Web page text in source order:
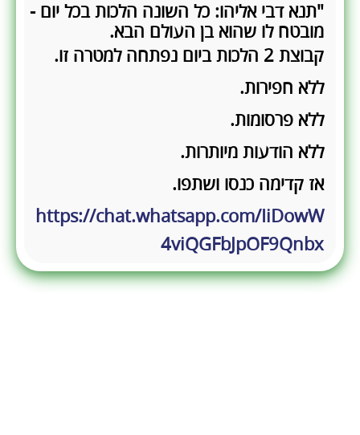
"תנא דבי אליהו: כל השונה הלכות בכל יום -
מובטח לו שהוא בן העולם הבא.
קבוצת 2 הלכות ביום נפתחה למטרה זו.
ללא חפירות.
ללא פרסומות.
ללא הודעות מיותרות.
אז קדימה כנסו ושתפו.
https://chat.whatsapp.com/IiDowW
4viQGFbJpOF9Qnbx